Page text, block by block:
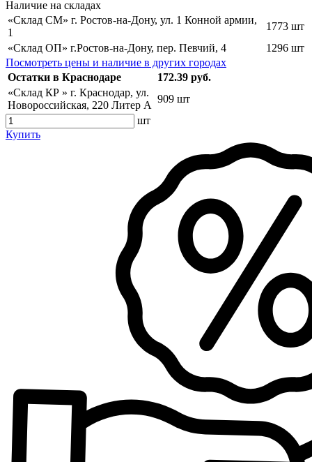
Наличие на складах
«Склад СМ» г. Ростов-на-Дону, ул. 1 Конной армии,
1
1773 шт
«Склад ОП» г.Ростов-на-Дону, пер. Певчий, 4
1296 шт
Посмотреть цены и наличие в других городах
Остатки в Краснодаре
172.39 руб.
«Склад КР » г. Краснодар, ул.
Новороссийская, 220 Литер А
909 шт
шт
Купить